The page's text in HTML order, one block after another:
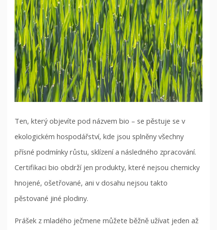
Ten, který objevíte pod názvem bio – se pěstuje se v
ekologickém hospodářství, kde jsou splněny všechny
přísné podmínky růstu, sklízení a následného zpracování.
Certifikaci bio obdrží jen produkty, které nejsou chemicky
hnojené, ošetřované, ani v dosahu nejsou takto
pěstované jiné plodiny.
Prášek z mladého ječmene můžete běžně užívat jeden až